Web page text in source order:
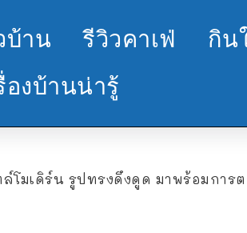
บ้าน รีวิวคาเฟ่
กิน
องบ้านน่ารู้
โมเดิร์น รูปทรงดึงดูด มาพร้อมกา